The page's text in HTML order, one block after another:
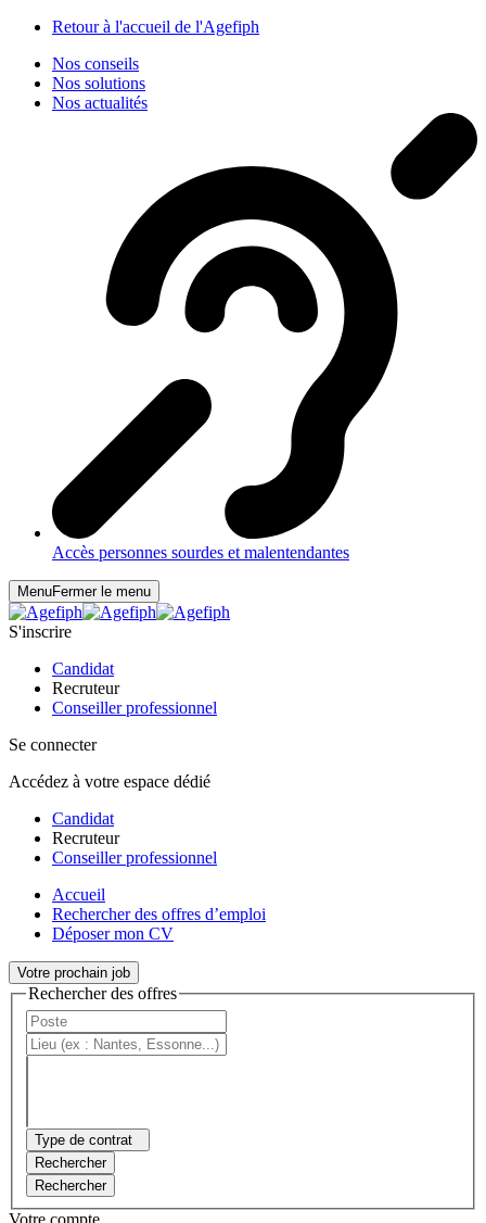
Retour à l'accueil de l'Agefiph
Nos conseils
Nos solutions
Nos actualités
Accès personnes sourdes et malentendantes
MenuFermer le menu
S'inscrire
Candidat
Recruteur
Conseiller professionnel
Se connecter
Accédez à votre espace dédié
Candidat
Recruteur
Conseiller professionnel
Accueil
Rechercher des offres d’emploi
Déposer mon CV
Votre prochain job
Rechercher des offres
Type de contrat
Rechercher
Rechercher
Votre compte